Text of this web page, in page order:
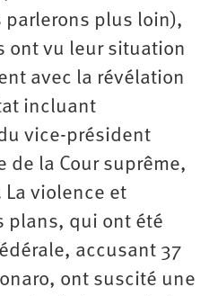
plus loin),
ont vu leur situation
avec la révélation
incluant
vice-président
de la Cour suprême,
La violence et
plans, qui ont été
accusant 37
ont suscité une